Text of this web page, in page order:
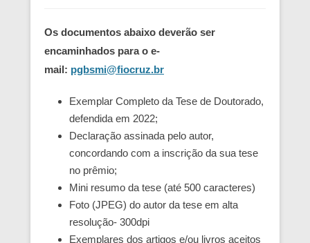
Os documentos abaixo deverão ser
encaminhados para o e-
mail: pgbsmi@fiocruz.br
Exemplar Completo da Tese de Doutorado,
defendida em 2022;
Declaração assinada pelo autor,
concordando com a inscrição da sua tese
no prêmio;
Mini resumo da tese (até 500 caracteres)
Foto (JPEG) do autor da tese em alta
resolução- 300dpi
Exemplares dos artigos e/ou livros aceitos